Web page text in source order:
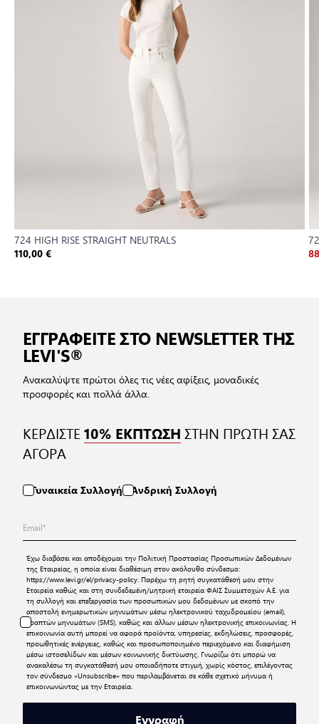
724 HIGH RISE STRAIGHT NEUTRALS
110,00 €
ΕΓΓΡΑΦΕΙΤΕ ΣΤΟ NEWSLETTER ΤΗΣ
LEVI'S®
Ανακαλύψτε πρώτοι όλες τις νέες αφίξεις, μοναδικές
προσφορές και πολλά άλλα.
ΚΕΡΔΙΣΤΕ10% ΕΚΠΤΩΣΗ ΣΤΗΝ ΠΡΩΤΗ ΣΑΣ
ΑΓΟΡΑ
Γυναικεία Συλλογή Ανδρική Συλλογή
Έχω διαβάσει και αποδέχομαι την Πολιτική Προστασίας Προσωπικών Δεδομένων
της Εταιρείας, η οποία είναι διαθέσιμη στον ακόλουθο σύνδεσμο:
https://www.levi.gr/el/privacy-policy. Παρέχω τη ρητή συγκατάθεσή μου στην
Εταιρεία καθώς και στη συνδεδεμένη/μητρική εταιρεία ΦΑΙΣ Συμμετοχών Α.Ε. για
τη συλλογή και επεξεργασία των προσωπικών μου δεδομένων με σκοπό την
αποστολή ενημερωτικών μηνυμάτων μέσω ηλεκτρονικού ταχυδρομείου (email),
γραπτών μηνυμάτων (SMS), καθώς και άλλων μέσων ηλεκτρονικής επικοινωνίας. Η
επικοινωνία αυτή μπορεί να αφορά προϊόντα, υπηρεσίες, εκδηλώσεις, προσφορές,
προωθητικές ενέργειες, καθώς και προσωποποιημένο περιεχόμενο και διαφήμιση
μέσω ιστοσελίδων και μέσων κοινωνικής δικτύωσης. Γνωρίζω ότι μπορώ να
ανακαλέσω τη συγκατάθεσή μου οποιαδήποτε στιγμή, χωρίς κόστος, επιλέγοντας
τον σύνδεσμο «Unsubscribe» που περιλαμβάνεται σε κάθε σχετικό μήνυμα ή
επικοινωνώντας με την Εταιρεία.
Εγγραφή